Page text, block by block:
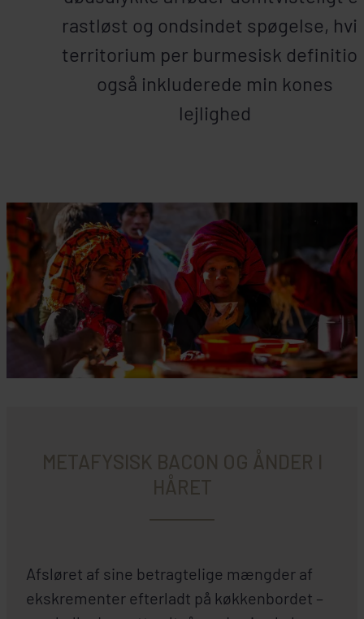
rastløst og ondsindet spøgelse,
territorium per burmesisk
også inkluderede min kones
lejlighed
METAFYSISK BACON OG ÅNDER I
HÅRET
Afsløret af sine betragtelige mængder af
ekskrementer efterladt på køkkenbordet –